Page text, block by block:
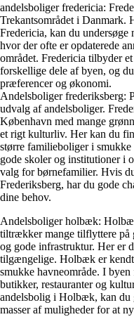
andelsboliger fredericia:
Trekantsområdet i Danmark.
Fredericia, kan du undersøge
hvor der ofte er opdaterede
området. Fredericia tilbyder
forskellige dele af byen, og
præferencer og økonomi.
Andelsboliger frederiksberg:
udvalg af andelsboliger.
København med mange
et rigt kulturliv. Her kan du
større familieboliger i smukke
gode skoler og institutioner i
valg for børnefamilier. Hvis
Frederiksberg, har du gode
dine behov.
Andelsboliger holbæk:
tiltrækker mange tilflyttere på
og gode infrastruktur. Her er
tilgængelige. Holbæk er kendt
smukke havneområde. I
butikker, restauranter og
andelsbolig i Holbæk, kan
masser af muligheder for at